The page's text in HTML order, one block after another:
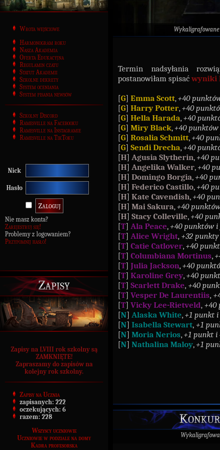
Wrota wejściowe
Harmonogram roku
Nasza Akademia
Oferta Edukacyjna
Regulamin czatu
Statut Akademii
Szkolne dekrety
System oceniania
System pisania newsów
Szkolny Discord
Ramesville na Facebooku
Ramesville na Instagramie
Ramesville na TikToku
Nick
Hasło
Nie masz konta?
Zarejestruj się!
Problemy z logowaniem?
Przypomnij hasło!
Zapisy
Zapisy na LVIII rok szkolny są
ZAMKNIĘTE!
Zapraszamy do zapisów na
kolejny rok szkolny.
Zapisy na Ucznia
zapisanych: 222
oczekujących: 6
razem: 228
Wszyscy uczniowie
Uczniowie w podziale na domy
Kadra profesorska
Termin nadsyłania
postanowiłam spisaćwyniki
[G] Emma Scott, +40
[G] Harry Potter, +40
[G] Hella Harada, +40
[G] Miry Black, +40
[G] Rosalia Schmitt, +40
[G] Sendi Drecha, +40
[H] Agusia Slytherin, +40
[H] Angelika Walker, +40
[H] Domingo Borgia, +40
[H] Federico Castillo, +40
[H] Kate Cavendish, +40
[H] Mai Sakura, +40
[H] Stacy Colleville, +40
[T] Ala Peace, +40 punktów i
[T] Alice Wright, +32
[T] Catie Catlover, +40
[T] Columbiana Mortinus,
[T] Julia Jackson, +40
[T] Karoline Grey, +40
[T] Scarlett Drake, +40
[T] Vesper De Laurentiis,
[T] Vicky Lee-Rietveld, +40
[N] Alaska White, +1 punkt
[N] Isabella Stewart, +1
[N] Moria Nerios, +1 punkt i
[N] Nathalina Maloy, +1